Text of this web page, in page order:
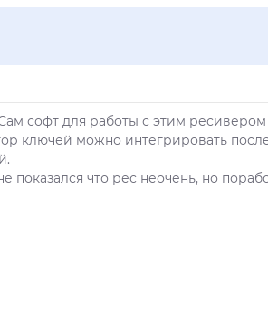
софт для работы с этим
ключей можно интегрировать
что рес неочень, но